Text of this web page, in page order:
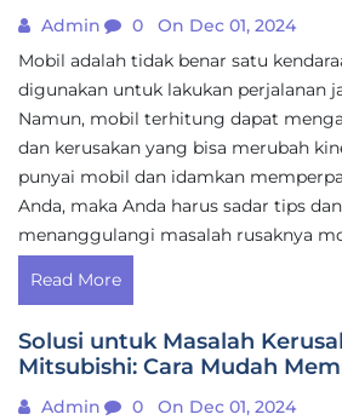
Admin 0
On Dec 01, 2024
Mobil adalah tidak benar satu
digunakan untuk lakukan perjalanan
Namun, mobil terhitung dapat
dan kerusakan yang bisa merubah
punyai mobil dan idamkan
Anda, maka Anda harus sadar tips
menanggulangi masalah rusaknya
Read More
Solusi untuk Masalah
Mitsubishi: Cara Mudah
Admin 0
On Dec 01, 2024